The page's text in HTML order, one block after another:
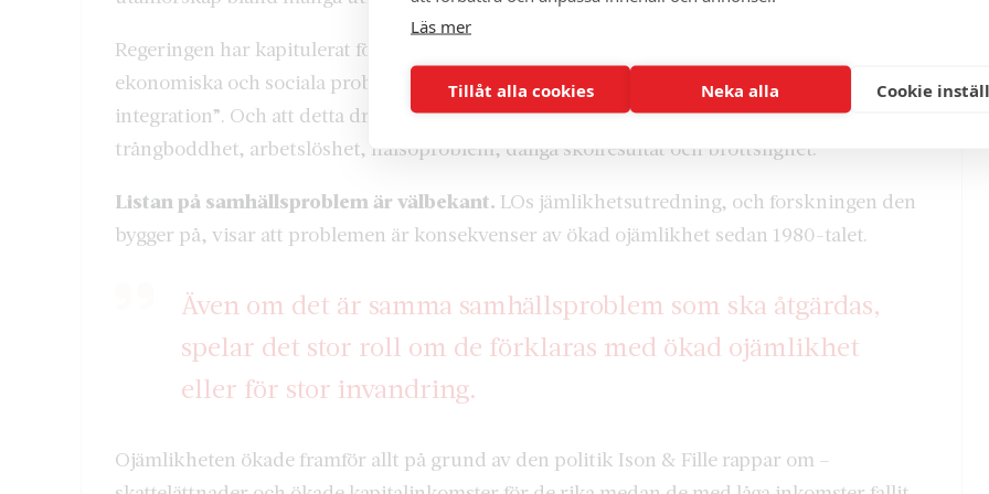
Läs mer
Tillåt alla cookies Neka alla Cookie
Regeringen har kapitulerat för SDs världsbild och hävdar att Sveriges ”enskilt största
ekonomiska och sociala problem beror på stor invandring i kombination med misslyckad
integration”. Och att detta drabbar hela samhället genom bostadssegregation,
trångboddhet, arbetslöshet, hälsoproblem, dåliga skolresultat och brottslighet.
Listan på samhällsproblem är välbekant. LOs jämlikhetsutredning, och forskningen den
bygger på, visar att problemen är konsekvenser av ökad ojämlikhet sedan 1980-talet.
Även om det är samma samhällsproblem som ska åtgärdas,
spelar det stor roll om de förklaras med ökad ojämlikhet
eller för stor invandring.
Ojämlikheten ökade framför allt på grund av den politik Ison & Fille rappar om –